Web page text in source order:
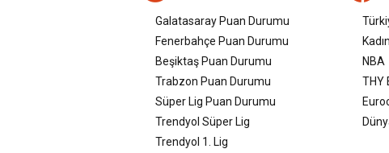
Galatasaray Puan Durumu
Fenerbahçe Puan Durumu
Beşiktaş Puan Durumu
Trabzon Puan Durumu
Süper Lig Puan Durumu
Trendyol Süper Lig
Trendyol 1. Lig
NBA
THY